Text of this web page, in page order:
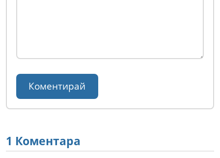
1 Коментара